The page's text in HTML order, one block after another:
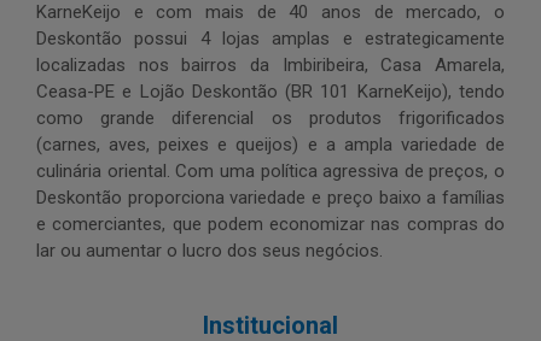
KarneKeijo e com mais de 40 anos de mercado, o
Deskontão possui 4 lojas amplas e estrategicamente
localizadas nos bairros da Imbiribeira, Casa Amarela,
Ceasa-PE e Lojão Deskontão (BR 101 KarneKeijo), tendo
como grande diferencial os produtos frigorificados
(carnes, aves, peixes e queijos) e a ampla variedade de
culinária oriental. Com uma política agressiva de preços, o
Deskontão proporciona variedade e preço baixo a famílias
e comerciantes, que podem economizar nas compras do
lar ou aumentar o lucro dos seus negócios.
Institucional